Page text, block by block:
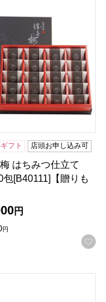
録する
フト 店頭お申し込み可
はちみつ仕立て
包[B40111]【贈りも
円
円
お